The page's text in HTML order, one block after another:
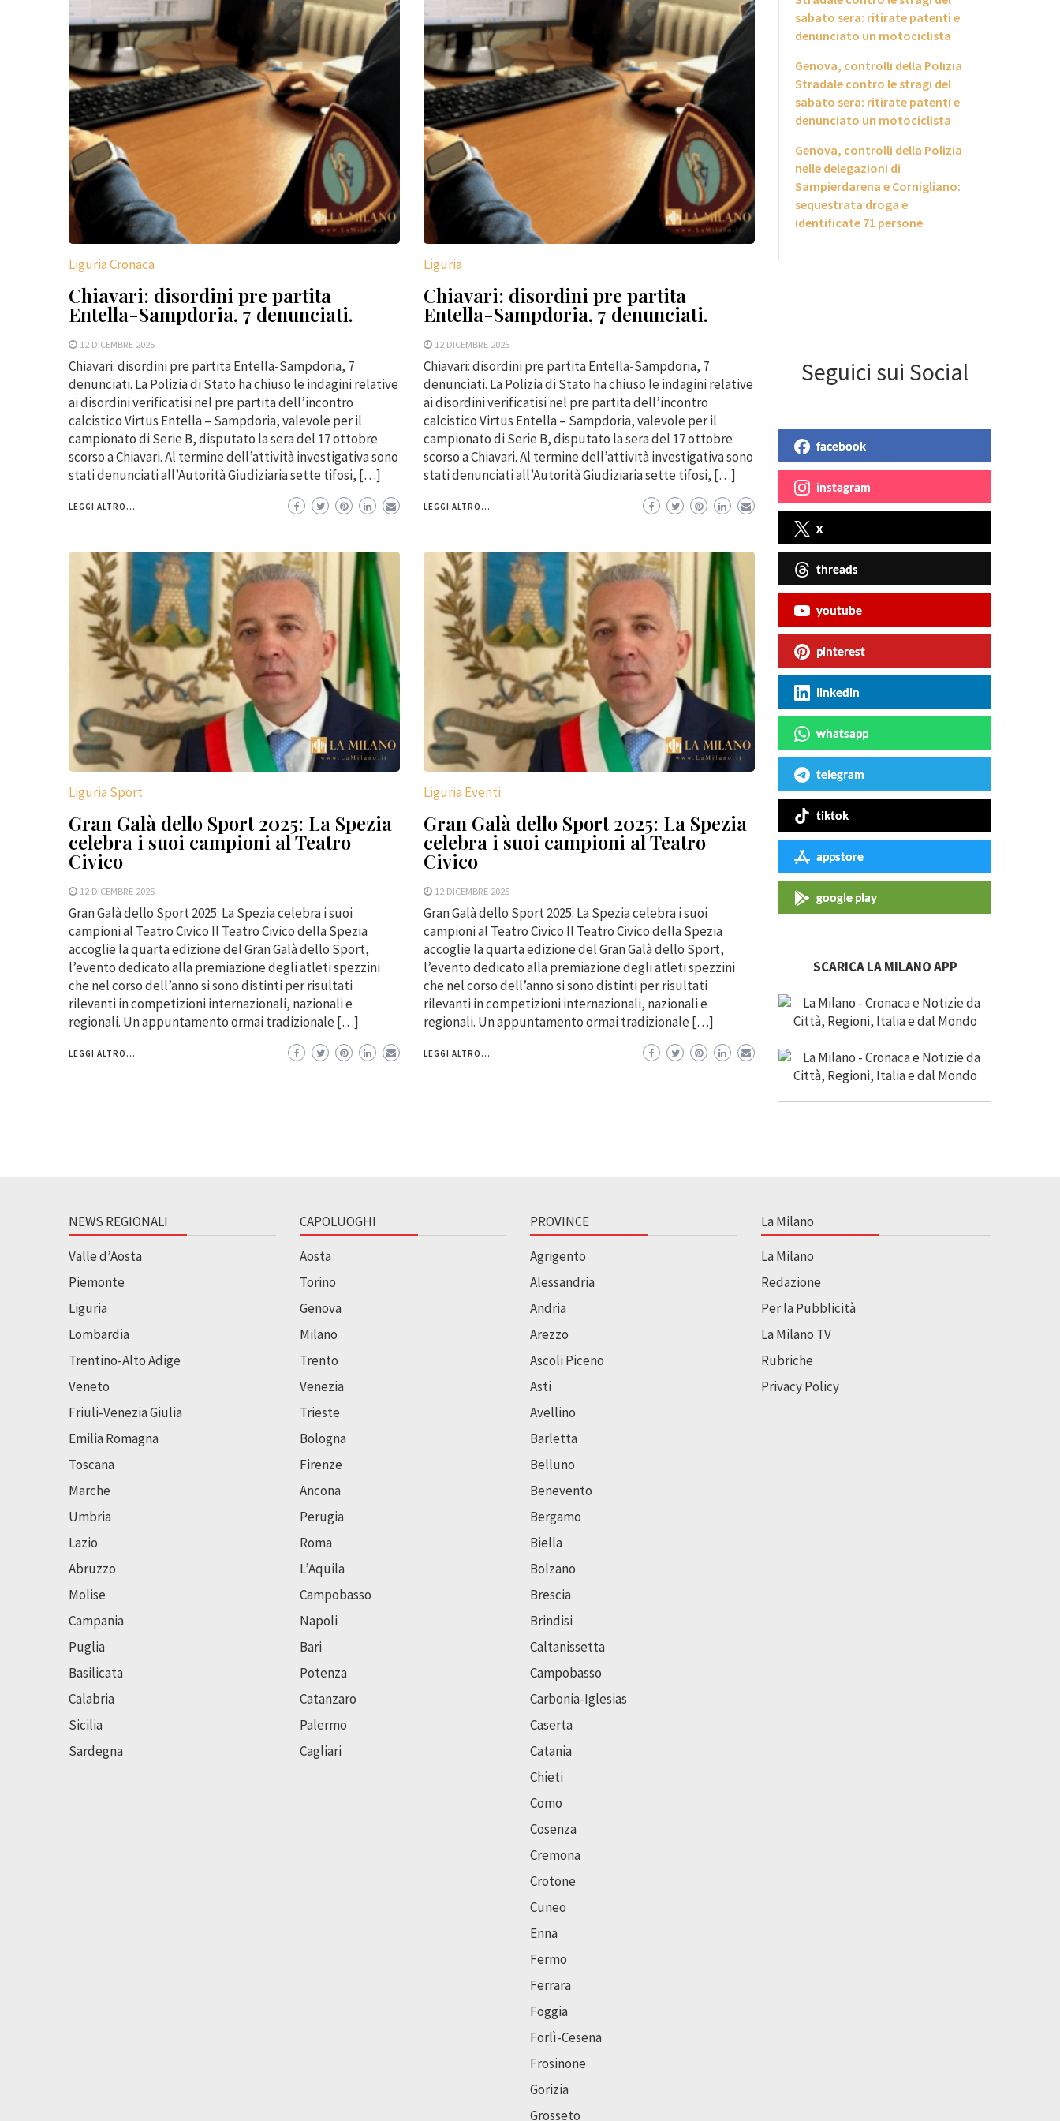
Liguria Cronaca
Chiavari: disordini pre partita
Entella-Sampdoria, 7 denunciati.
12 DICEMBRE 2025
Chiavari: disordini pre partita Entella-Sampdoria, 7
denunciati. La Polizia di Stato ha chiuso le indagini relative
ai disordini verificatisi nel pre partita dell’incontro
calcistico Virtus Entella – Sampdoria, valevole per il
campionato di Serie B, disputato la sera del 17 ottobre
scorso a Chiavari. Al termine dell’attività investigativa sono
stati denunciati all’Autorità Giudiziaria sette tifosi, […]
LEGGI ALTRO...
Liguria
Chiavari: disordini pre partita
Entella-Sampdoria, 7 denunciati.
12 DICEMBRE 2025
Chiavari: disordini pre partita Entella-Sampdoria, 7
denunciati. La Polizia di Stato ha chiuso le indagini relative
ai disordini verificatisi nel pre partita dell’incontro
calcistico Virtus Entella – Sampdoria, valevole per il
campionato di Serie B, disputato la sera del 17 ottobre
scorso a Chiavari. Al termine dell’attività investigativa sono
stati denunciati all’Autorità Giudiziaria sette tifosi, […]
LEGGI ALTRO...
Liguria Sport
Gran Galà dello Sport 2025: La Spezia
celebra i suoi campioni al Teatro
Civico
12 DICEMBRE 2025
Gran Galà dello Sport 2025: La Spezia celebra i suoi
campioni al Teatro Civico Il Teatro Civico della Spezia
accoglie la quarta edizione del Gran Galà dello Sport,
l’evento dedicato alla premiazione degli atleti spezzini
che nel corso dell’anno si sono distinti per risultati
rilevanti in competizioni internazionali, nazionali e
regionali. Un appuntamento ormai tradizionale […]
LEGGI ALTRO...
Liguria Eventi
Gran Galà dello Sport 2025: La Spezia
celebra i suoi campioni al Teatro
Civico
12 DICEMBRE 2025
Gran Galà dello Sport 2025: La Spezia celebra i suoi
campioni al Teatro Civico Il Teatro Civico della Spezia
accoglie la quarta edizione del Gran Galà dello Sport,
l’evento dedicato alla premiazione degli atleti spezzini
che nel corso dell’anno si sono distinti per risultati
rilevanti in competizioni internazionali, nazionali e
regionali. Un appuntamento ormai tradizionale […]
LEGGI ALTRO...
sabato sera: ritirate patenti e
denunciato un motociclista
Genova, controlli della Polizia
Stradale contro le stragi del
sabato sera: ritirate patenti e
denunciato un motociclista
Genova, controlli della Polizia
nelle delegazioni di
Sampierdarena e Cornigliano:
sequestrata droga e
identificate 71 persone
Seguici sui Social
facebook
instagram
x
threads
youtube
pinterest
linkedin
whatsapp
telegram
tiktok
appstore
google play
SCARICA LA MILANO APP
NEWS REGIONALI
Valle d’Aosta
Piemonte
Liguria
Lombardia
Trentino-Alto Adige
Veneto
Friuli-Venezia Giulia
Emilia Romagna
Toscana
Marche
Umbria
Lazio
Abruzzo
Molise
Campania
Puglia
Basilicata
Calabria
Sicilia
Sardegna
CAPOLUOGHI
Aosta
Torino
Genova
Milano
Trento
Venezia
Trieste
Bologna
Firenze
Ancona
Perugia
Roma
L’Aquila
Campobasso
Napoli
Bari
Potenza
Catanzaro
Palermo
Cagliari
PROVINCE
Agrigento
Alessandria
Andria
Arezzo
Ascoli Piceno
Asti
Avellino
Barletta
Belluno
Benevento
Bergamo
Biella
Bolzano
Brescia
Brindisi
Caltanissetta
Campobasso
Carbonia-Iglesias
Caserta
Catania
Chieti
Como
Cosenza
Cremona
Crotone
Cuneo
Enna
Fermo
Ferrara
Foggia
Forlì-Cesena
Frosinone
Gorizia
Grosseto
La Milano
La Milano
Redazione
Per la Pubblicità
La Milano TV
Rubriche
Privacy Policy